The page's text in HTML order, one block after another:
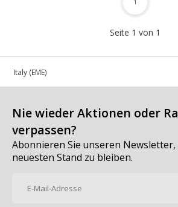
Seite 1 von 1
1
in Italy (EME)
Nie wieder Aktionen oder
verpassen?
Abonnieren Sie unseren Newsletter,
neuesten Stand zu bleiben.